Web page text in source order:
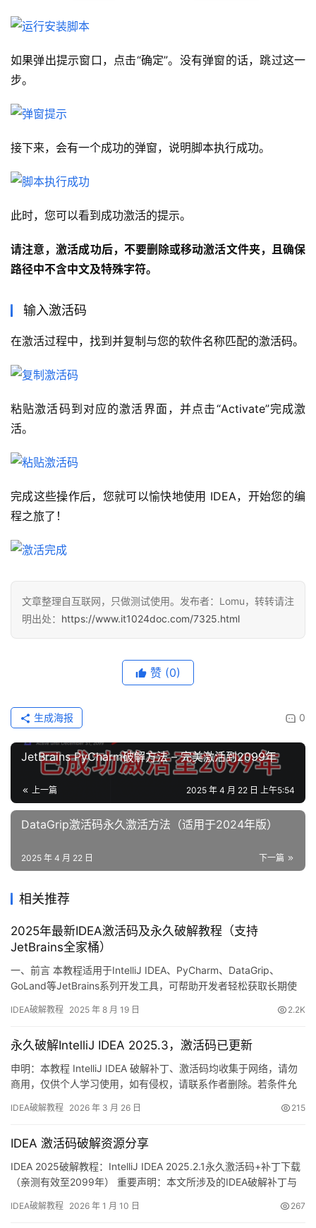
如果弹出提示窗口，点击“确定”。没有弹窗的话，跳过这一
步。
接下来，会有一个成功的弹窗，说明脚本执行成功。
此时，您可以看到成功激活的提示。
请注意，激活成功后，不要删除或移动激活文件夹，且确保
路径中不含中文及特殊字符。
输入激活码
在激活过程中，找到并复制与您的软件名称匹配的激活码。
粘贴激活码到对应的激活界面，并点击“Activate”完成激
活。
完成这些操作后，您就可以愉快地使用 IDEA，开始您的编
程之旅了！
文章整理自互联网，只做测试使用。发布者：Lomu，转转请注
明出处： https://www.it1024doc.com/7325.html
赞 (0)
0
生成海报
JetBrains PyCharm破解方法 – 完美激活到2099年
上一篇 2025 年 4 月 22 日 上午5:54
DataGrip激活码永久激活方法（适用于2024年版）
下一篇
2025 年 4 月 22 日
相关推荐
2025年最新IDEA激活码及永久破解教程（支持
JetBrains全家桶）
一、前言 本教程适用于IntelliJ IDEA、PyCharm、DataGrip、
GoLand等JetBrains系列开发工具，可帮助开发者轻松获取长期使
1. 下载IDEA安装包 若尚未安装，请访问JetBrains官网下载最新版
IDEA破解教程 2025 年 8 月 19 日 2.2K
永久破解IntelliJ IDEA 2025.3，激活码已更新
申明：本教程 IntelliJ IDEA 破解补丁、激活码均收集于网络，请勿
商用，仅供个人学习使用，如有侵权，请联系作者删除。若条件允
解成功的截图，如下图，可以看到已经成功破解到 2099 年辣，舒
IDEA。 如果觉得破解…
IDEA破解教程 2026 年 3 月 26 日 215
IDEA 激活码破解资源分享
IDEA 2025破解教程：IntelliJ IDEA 2025.2.1永久激活码+补丁下载
（亲测有效至2099年） 重要声明：本文所涉及的IDEA破解补丁与
使用。若存在侵权问题，请联系本人删除。经济条件允许的话，强
IDEA破解教程 2026 年 1 月 10 日 267